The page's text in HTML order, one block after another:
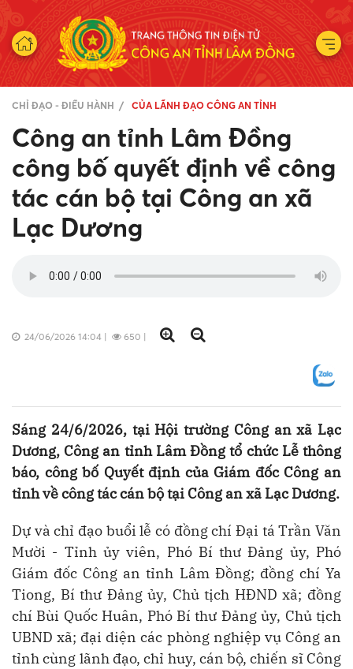
CHỈ ĐẠO - ĐIỀU HÀNH CỦA LÃNH ĐẠO CÔNG AN TỈNH
Công an tỉnh Lâm Đồng
công bố quyết định về công
tác cán bộ tại Công an xã
Lạc Dương
24/06/2026 14:04 | 650 |
Sáng 24/6/2026, tại Hội trường Công an xã Lạc
Dương, Công an tỉnh Lâm Đồng tổ chức Lễ thông
báo, công bố Quyết định của Giám đốc Công an
tỉnh về công tác cán bộ tại Công an xã Lạc Dương.
Dự và chỉ đạo buổi lễ có đồng chí Đại tá Trần Văn
Mười - Tỉnh ủy viên, Phó Bí thư Đảng ủy, Phó
Giám đốc Công an tỉnh Lâm Đồng; đồng chí Ya
Tiong, Bí thư Đảng ủy, Chủ tịch HĐND xã; đồng
chí Bùi Quốc Huân, Phó Bí thư Đảng ủy, Chủ tịch
UBND xã; đại diện các phòng nghiệp vụ Công an
tỉnh cùng lãnh đạo, chỉ huy, cán bộ, chiến sĩ Công